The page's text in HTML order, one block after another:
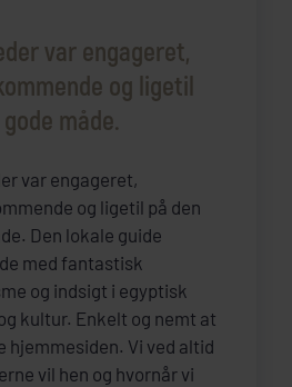
var engageret,
og ligetil
måde.
var engageret,
og ligetil på den
Den lokale guide
med fantastisk
og indsigt i egyptisk
kultur. Enkelt og nemt at
hjemmesiden. Vi ved altid
vil hen og hvornår vi